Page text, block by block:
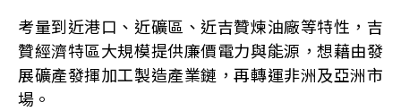
考量到近港口、近礦區、近吉贊煉油廠等特性，吉
贊經濟特區大規模提供廉價電力與能源，想藉由發
展礦產發揮加工製造產業鏈，再轉運非洲及亞洲市
場。